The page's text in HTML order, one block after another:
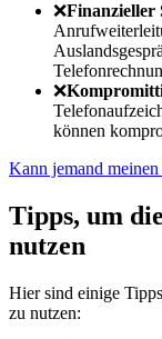
❌Finanzieller
❌
können
Kann jemand
Tipps, um
nutzen
Hier sind einige
zu nutzen: